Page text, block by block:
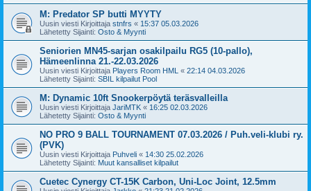
M: Predator SP butti MYYTY
Uusin viesti Kirjoittaja stnfrs « 15:37 05.03.2026
Lähetetty Sijainti: Osto & Myynti
Seniorien MN45-sarjan osakilpailu RG5 (10-pallo),
Hämeenlinna 21.-22.03.2026
Uusin viesti Kirjoittaja Players Room HML « 22:14 04.03.2026
Lähetetty Sijainti: SBIL kilpailut Pool
M: Dynamic 10ft Snookerpöytä teräsvalleilla
Uusin viesti Kirjoittaja JariMTK « 16:25 02.03.2026
Lähetetty Sijainti: Osto & Myynti
NO PRO 9 BALL TOURNAMENT 07.03.2026 / Puh.veli-klubi ry.
(PVK)
Uusin viesti Kirjoittaja Puhveli « 14:30 25.02.2026
Lähetetty Sijainti: Muut kansalliset kilpailut
Cuetec Cynergy CT-15K Carbon, Uni-Loc Joint, 12.5mm